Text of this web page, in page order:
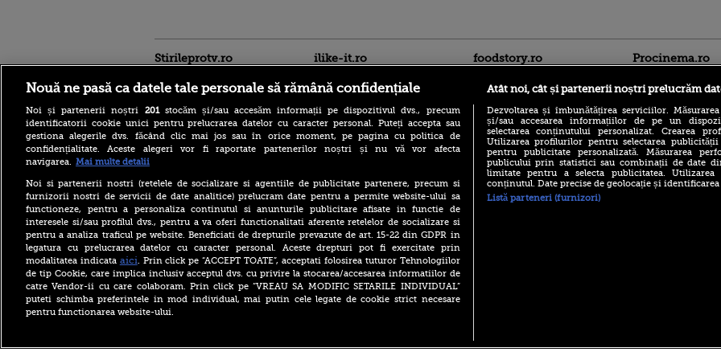
Stirileprotv.ro ilike-it.ro foodstory.ro Procinema.ro
Emoții intense
Sebastian Stan!
Nouă ne pasă ca datele tale personale să rămână confidențiale
Noi și partenerii noștri 201stocăm și/sau accesăm informații pe dispozitivul dvs., precum
identificatorii cookie unici pentru prelucrarea datelor cu caracter personal. Puteți accepta sau
gestiona alegerile dvs. făcând clic mai jos sau în orice moment, pe pagina cu politica de
confidențialitate. Aceste alegeri vor fi raportate partenerilor noștri și nu vă vor afecta
navigarea. Mai multe detalii
Noi si partenerii nostri (retelele de socializare si agentiile de publicitate partenere, precum si
furnizorii nostri de servicii de date analitice) prelucram date pentru a permite website-ului sa
functioneze, pentru a personaliza continutul si anunturile publicitare afisate in functie de
interesele si/sau profilul dvs., pentru a va oferi functionalitati aferente retelelor de socializare si
pentru a analiza traficul pe website. Beneficiati de drepturile prevazute de art. 15-22 din GDPR in
legatura cu prelucrarea datelor cu caracter personal. Aceste drepturi pot fi exercitate prin
modalitatea indicata aici. Prin click pe “ACCEPT TOATE”, acceptati folosirea tuturor Tehnologiilor
de tip Cookie, care implica inclusiv acceptul dvs. cu privire la stocarea/accesarea informatiilor de
catre Vendor-ii cu care colaboram. Prin click pe “VREAU SA MODIFIC SETARILE INDIVIDUAL”
puteti schimba preferintele in mod individual, mai putin cele legate de cookie strict necesare
pentru functionarea website-ului.
Atât noi, cât și partenerii noștri prelucrăm
Dezvoltarea și îmbunătățirea serviciilor.
și/sau accesarea informațiilor de pe un
selectarea conținutului personalizat. Crearea
Utilizarea profilurilor pentru selectarea
pentru publicitate personalizată. Măsurarea
publicului prin statistici sau combinații de date
limitate pentru a selecta publicitatea.
conținutul. Date precise de geolocație și
Listă parteneri (furnizori)